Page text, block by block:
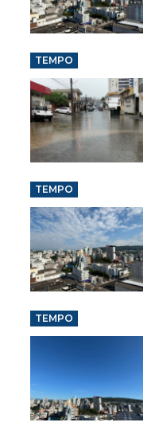
TEMPO
TEMPO
TEMPO